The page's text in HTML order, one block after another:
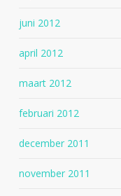
juni 2012
april 2012
maart 2012
februari 2012
december 2011
november 2011